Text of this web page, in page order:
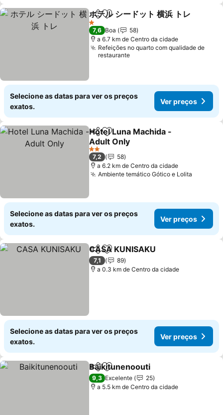
PartilharAdicionar aos favoritos
ホテル シードット 横浜 トレ
1 Estrelas
7,6 Boa
58
a 6.7 km de Centro da cidade
Refeições no quarto com qualidade de
restaurante
Selecione as datas para ver os preços
exatos.
Ver preços
PartilharAdicionar aos favoritos
Hotel Luna Machida -
Adult Only
2 Estrelas
7,2
58
a 6.2 km de Centro da cidade
Ambiente temático Gótico e Lolita
Selecione as datas para ver os preços
exatos.
Ver preços
PartilharAdicionar aos favoritos
CASA KUNISAKU
7,1
89
a 0.3 km de Centro da cidade
Selecione as datas para ver os preços
exatos.
Ver preços
PartilharAdicionar aos favoritos
Baikitunenoouti
9,3 Excelente
25
a 5.5 km de Centro da cidade